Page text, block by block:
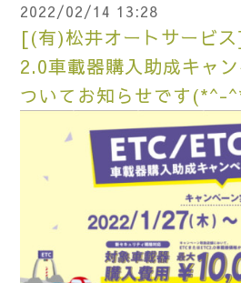
2022/02/14 13:28
[(有)松井オートサービ
2.0車載器購入助成キャ
ついてお知らせです(*^-